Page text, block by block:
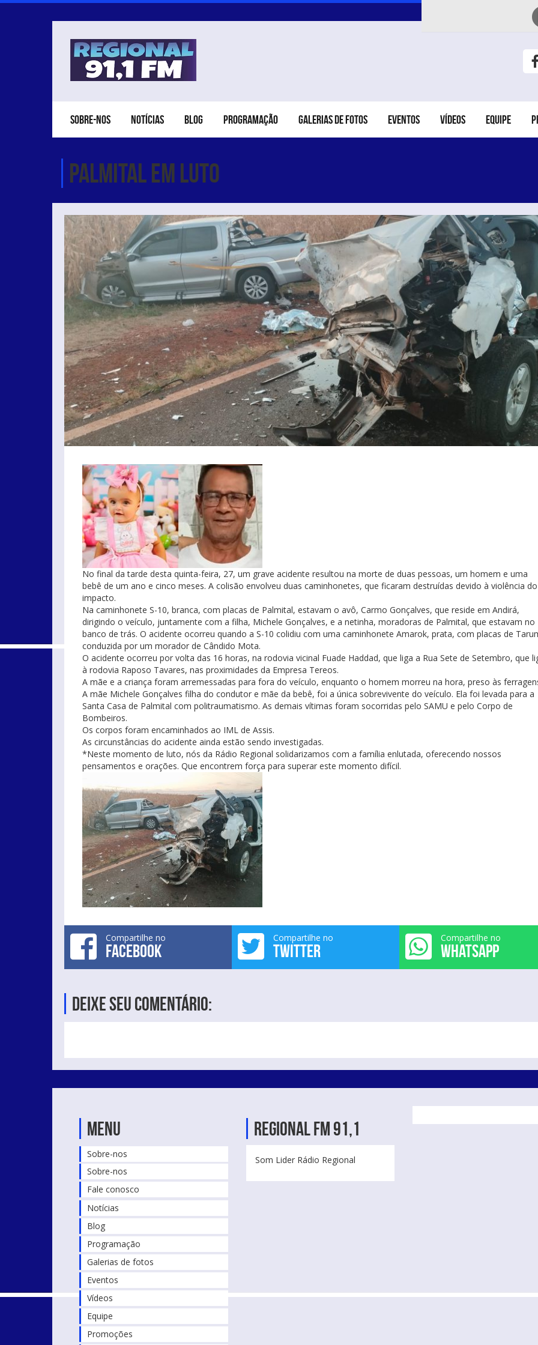
SOBRE-NOS NOTÍCIAS BLOG PROGRAMAÇÃO GALERIAS DE FOTOS EVENTOS VÍDEOS EQUIPE
Palmital em luto
No final da tarde desta quinta-feira, 27, um grave acidente resultou na morte de duas pessoas, um homem e uma
bebê de um ano e cinco meses. A colisão envolveu duas caminhonetes, que ficaram destruídas devido à violência do
impacto.
Na caminhonete S-10, branca, com placas de Palmital, estavam o avô, Carmo Gonçalves, que reside em Andirá,
dirigindo o veículo, juntamente com a filha, Michele Gonçalves, e a netinha, moradoras de Palmital, que estavam no
banco de trás. O acidente ocorreu quando a S-10 colidiu com uma caminhonete Amarok, prata, com placas de
conduzida por um morador de Cândido Mota.
O acidente ocorreu por volta das 16 horas, na rodovia vicinal Fuade Haddad, que liga a Rua Sete de Setembro, que
à rodovia Raposo Tavares, nas proximidades da Empresa Tereos.
A mãe e a criança foram arremessadas para fora do veículo, enquanto o homem morreu na hora, preso às
A mãe Michele Gonçalves filha do condutor e mãe da bebê, foi a única sobrevivente do veículo. Ela foi levada para a
Santa Casa de Palmital com politraumatismo. As demais vítimas foram socorridas pelo SAMU e pelo Corpo de
Bombeiros.
Os corpos foram encaminhados ao IML de Assis.
As circunstâncias do acidente ainda estão sendo investigadas.
*Neste momento de luto, nós da Rádio Regional solidarizamos com a família enlutada, oferecendo nossos
pensamentos e orações. Que encontrem força para superar este momento difícil.
Compartilhe no
FACEBOOK
Compartilhe no
TWITTER
Compartilhe no
WHATSAPP
Deixe seu comentário:
Menu
Sobre-nos
Sobre-nos
Fale conosco
Notícias
Blog
Programação
Galerias de fotos
Eventos
Vídeos
Equipe
Promoções
Regional FM 91,1
Som Lider Rádio Regional